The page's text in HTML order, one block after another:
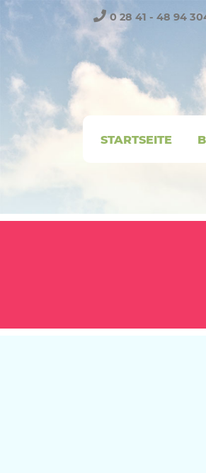
0 28 41 - 48 94
STARTSEITE